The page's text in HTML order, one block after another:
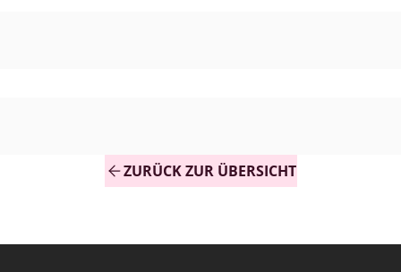
ZURÜCK ZUR ÜBERSICHT